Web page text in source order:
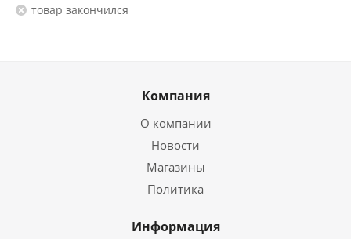
Товар закончился
Компания
О компании
Новости
Магазины
Политика
Информация